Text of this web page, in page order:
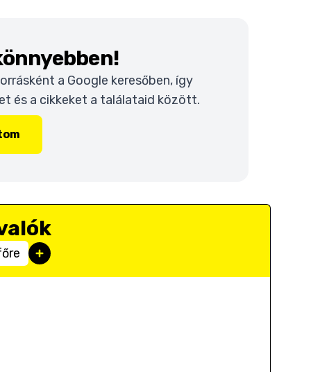
a Google keresőben, így
és a cikkeket a találataid között.